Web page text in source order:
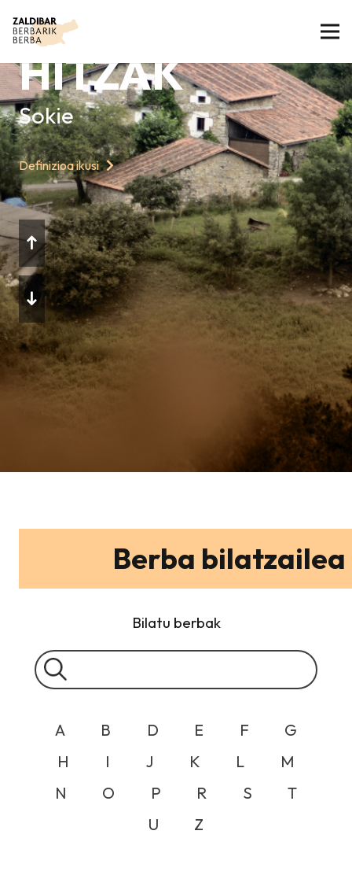
GAURKO
HITZAK
Sokie
Definizioa ikusi
Berba bilatzailea
Bilatu berbak
A B D E F
G
H
I J K L
M
N
O P R S
T
U
Z